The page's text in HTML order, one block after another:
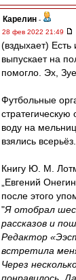
Карелин -
28 фев 2022 21:49
(вздыхает) Есть
выпускает на
помогло. Эх,
Футбольные
воду на
взялись
Книгу Ю. М.
„Евгений
после этого
"Я отобрал
рассказов и
Редактор
встретила
Через